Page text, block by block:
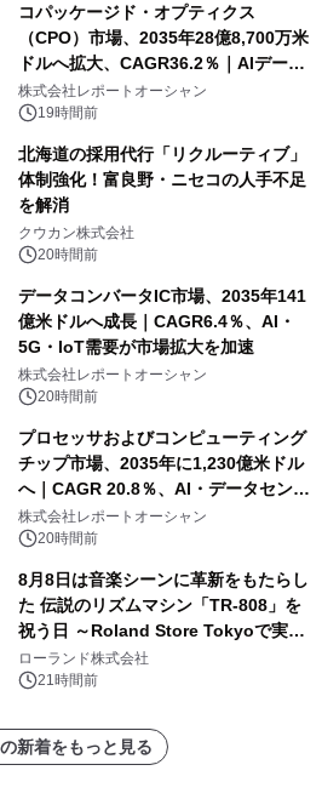
コパッケージド・オプティクス
（CPO）市場、2035年28億8,700万米
ドルへ拡大、CAGR36.2％｜AIデータ
センター・高速光通信需要が成長を加
速
株式会社レポートオーシャン
19時間前
北海道の採用代行「リクルーティブ」
体制強化！富良野・ニセコの人手不足
を解消
クウカン株式会社
20時間前
データコンバータIC市場、2035年141
億米ドルへ成長｜CAGR6.4％、AI・
5G・IoT需要が市場拡大を加速
株式会社レポートオーシャン
20時間前
プロセッサおよびコンピューティング
チップ市場、2035年に1,230億米ドル
へ｜CAGR 20.8％、AI・データセンタ
ー需要が成長を牽引
株式会社レポートオーシャン
20時間前
8月8日は音楽シーンに革新をもたらし
た 伝説のリズムマシン「TR-808」を
祝う日 ～Roland Store Tokyoで実機
を展示しての 記念キャンペーンを開
催 英国ラジオ「NTS」の 特別プログ
アーティストを フィーチャーしたアニ
メーションを公開～
ローランド株式会社
21時間前
新着をもっと見る